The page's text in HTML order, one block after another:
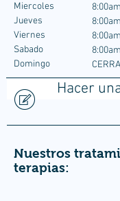
Hacer
Nuestros
terapias:
Miercoles
Jueves
Viernes
Sabado
Domingo